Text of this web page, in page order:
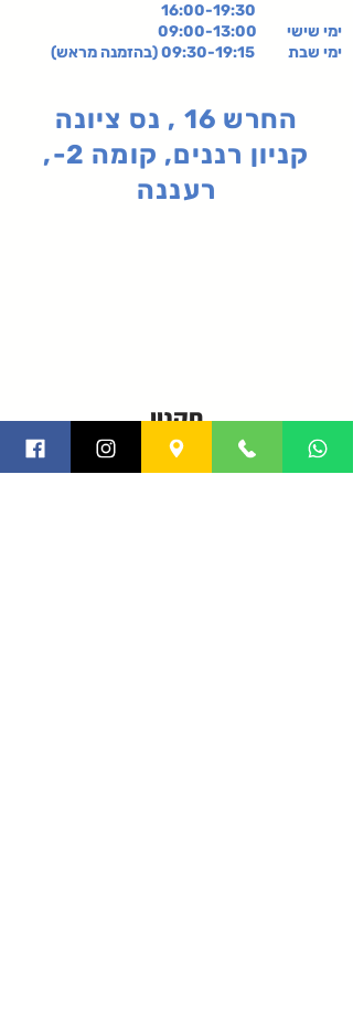
ימי שישי 09:00-13:00
ימי שבת 09:30-19:15 (בהזמנה מראש)
החרש 16 , נס ציונה
קניון רננים, קומה 2-,
רעננה
תקנון